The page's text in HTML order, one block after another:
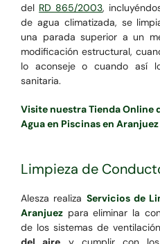
del RD 865/2003,
de agua climatizada, se
una parada superior a un
modificación estructural,
lo aconseje o cuando así
sanitaria.
Visite nuestra Tienda Online
Agua en Piscinas en Aranjuez
Limpieza de
Alesza realiza Servicios de
Aranjuezpara eliminar la
de los sistemas de